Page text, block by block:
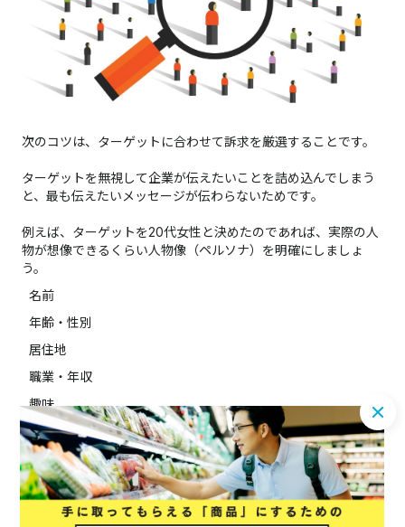
次のコツは、ターゲットに合わせて訴求を厳選することです。
ターゲットを無視して企業が伝えたいことを詰め込んでしまう
と、最も伝えたいメッセージが伝わらないためです。
例えば、ターゲットを20代女性と決めたのであれば、実際の人
物が想像できるくらい人物像（ペルソナ）を明確にしましょ
う。
名前
年齢・性別
居住地
職業・年収
趣味
得意なこと・苦手なこと
休日の過ごし方
上記のように詳細に人物像を設定すると、興味関心・悩みなど
が具体的になります。